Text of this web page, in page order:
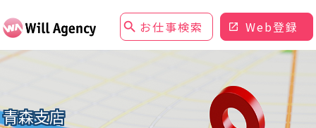
Web登録
お仕事検索
青森支店